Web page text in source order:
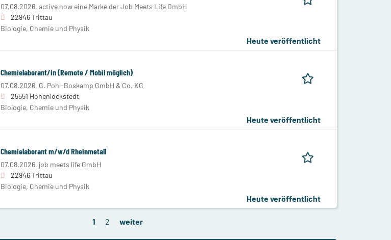
07.08.2026, active now eine Marke der Job Meets Life GmbH
22946 Trittau
Biologie, Chemie und Physik
Heute veröffentlicht
Chemielaborant/in (Remote / Mobil möglich)
07.08.2026, G. Pohl-Boskamp GmbH & Co. KG
25551 Hohenlockstedt
Biologie, Chemie und Physik
Heute veröffentlicht
Chemielaborant m/w/d Rheinmetall
07.08.2026, job meets life GmbH
22946 Trittau
Biologie, Chemie und Physik
Heute veröffentlicht
1 2 weiter